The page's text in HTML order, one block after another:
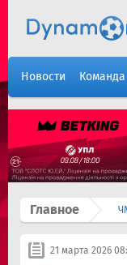
Новости Команда
Главное
21 марта 2026